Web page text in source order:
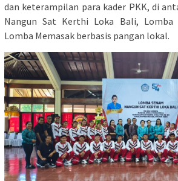
dan keterampilan para kader PKK, di
Nangun Sat Kerthi Loka Bali, Lomba
Lomba Memasak berbasis pangan lokal.